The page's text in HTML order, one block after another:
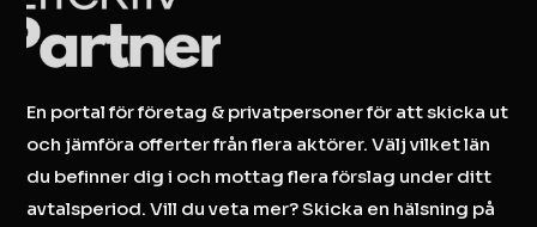
En portal för företag & privatpersoner för att skicka ut
och jämföra offerter från flera aktörer. Välj vilket län
du befinner dig i och mottag flera förslag under ditt
avtalsperiod. Vill du veta mer? Skicka en hälsning på